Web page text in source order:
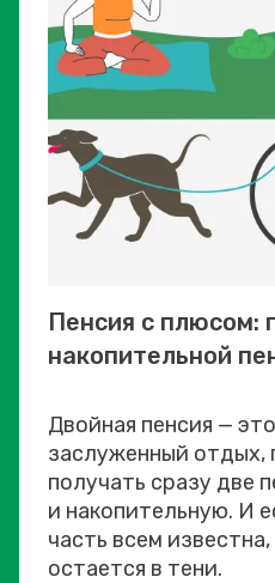
Пенсия с плюсом:
накопительной
Двойная пенсия —
заслуженный отдых,
получать сразу две
и накопительную. И
часть всем
остается в тени.